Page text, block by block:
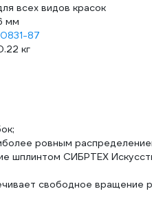
всех видов красок
мм
87
кг
ровным
шплинтом СИБРТЕХ
свободное вращение